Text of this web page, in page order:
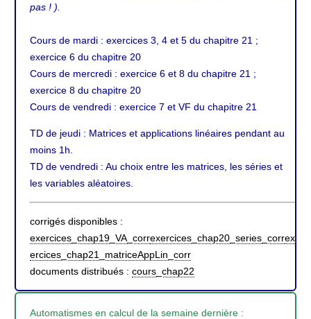
pas ! ).
Cours de mardi : exercices 3, 4 et 5 du chapitre 21 ;
exercice 6 du chapitre 20
Cours de mercredi : exercice 6 et 8 du chapitre 21 ;
exercice 8 du chapitre 20
Cours de vendredi : exercice 7 et VF du chapitre 21
TD de jeudi : Matrices et applications linéaires pendant au
moins 1h.
TD de vendredi : Au choix entre les matrices, les séries et
les variables aléatoires.
corrigés disponibles :
exercices_chap19_VA_correxercices_chap20_series_correx
ercices_chap21_matriceAppLin_corr
documents distribués : cours_chap22
Automatismes en calcul de la semaine dernière :